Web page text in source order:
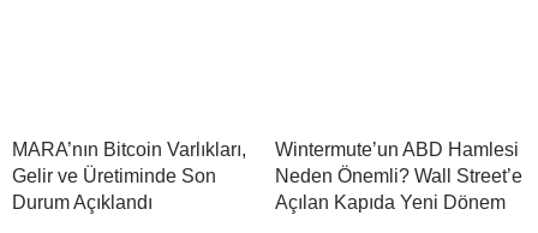
MARA’nın Bitcoin Varlıkları,
Gelir ve Üretiminde Son
Durum Açıklandı
Wintermute’un ABD Hamlesi
Neden Önemli? Wall Street’e
Açılan Kapıda Yeni Dönem